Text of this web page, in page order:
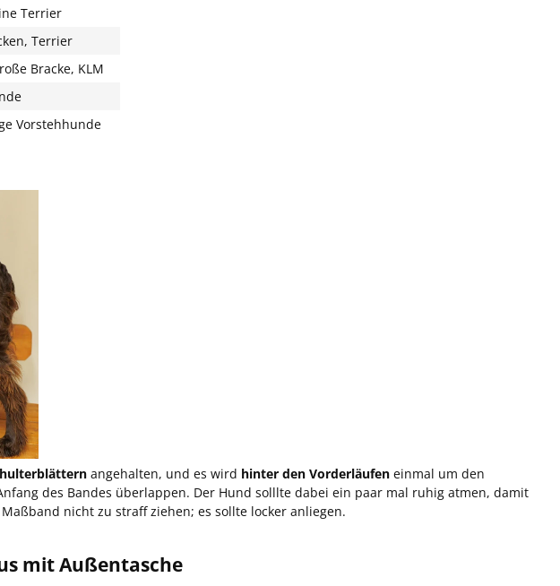
Terrier
Terrier
Bracke, KLM
Vorstehhunde
angehalten, und es wird hinter den Vorderläufen einmal um den
des Bandes überlappen. Der Hund solllte dabei ein paar mal ruhig atmen, damit
nicht zu straff ziehen; es sollte locker anliegen.
mit Außentasche